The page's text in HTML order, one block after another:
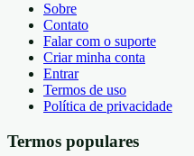
Sobre
Contato
Falar com o suporte
Criar minha conta
Entrar
Termos de uso
Política de privacidade
Termos populares